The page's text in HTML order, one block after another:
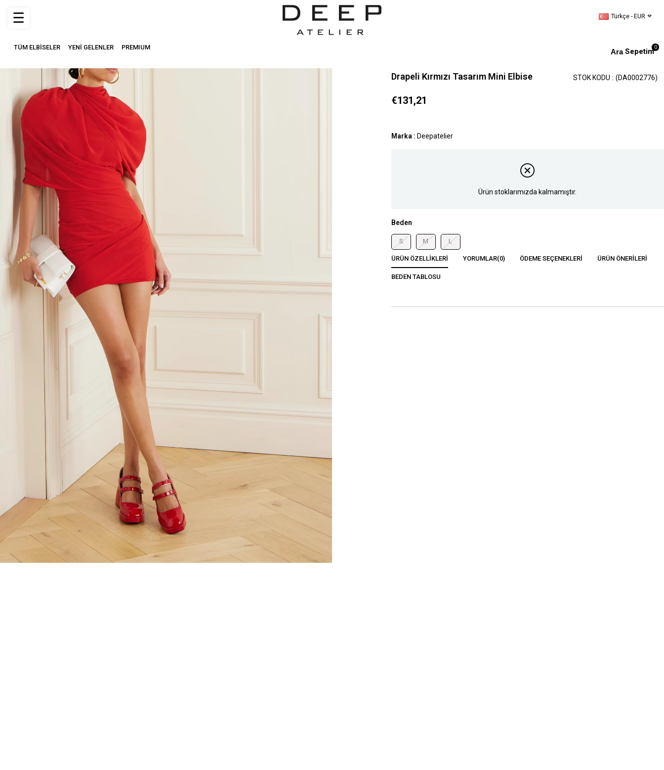
Türkçe - EUR
Sepetim0
TÜM ELBİSELER YENİ GELENLER PREMIUM
☰
Drapeli Kırmızı Tasarım Mini Elbise (DA0002776)
STOK KODU
€131,21
Marka : Deepatelier
Ürün stoklarımızda kalmamıştır.
Beden
S M L
ÜRÜN ÖZELLIKLERI YORUMLAR(0) ÖDEME SEÇENEKLERI ÜRÜN ÖNERILERI
BEDEN TABLOSU